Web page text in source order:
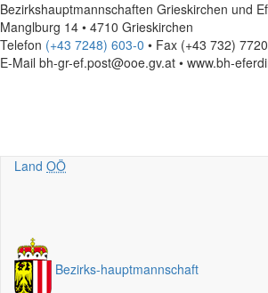
Bezirkshauptmannschaften Grieskirchen und
Manglburg 14 • 4710 Grieskirchen
Telefon (+43 7248) 603-0 • Fax (+43 732)
E-Mail bh-gr-ef.post@ooe.gv.at • www.bh-
Land OÖ
Bezirks-hauptmannschaft